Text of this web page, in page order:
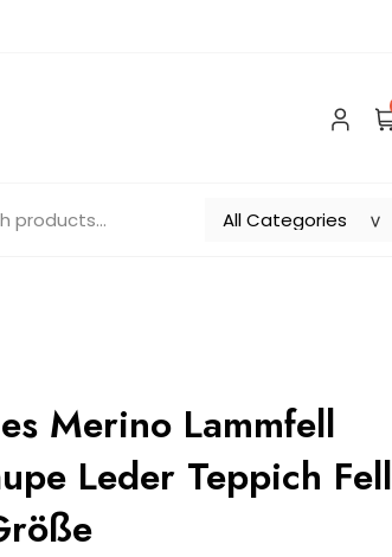
Merino Lammfell
Leder Teppich Fell